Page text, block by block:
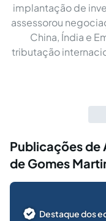
implantação de
assessorou
China, Índia e
tributação
Publicações de
de Gomes
Destaque dos